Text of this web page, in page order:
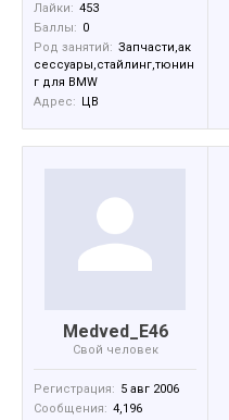
Лайки: 453
Баллы: 0
Род занятий: Запчасти,ак
сессуары,стайлинг,тюнин
г для BMW
Адрес:
ЦВ
Medved_E46
Свой человек
Регистрация: 5 авг 2006
Сообщения: 4,196